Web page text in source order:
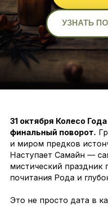
УЗНАТЬ
31 октября Колесо
финальный поворот.
и миром предков
Наступает Самайн —
мистический
почитания Рода и
Это не просто дата в